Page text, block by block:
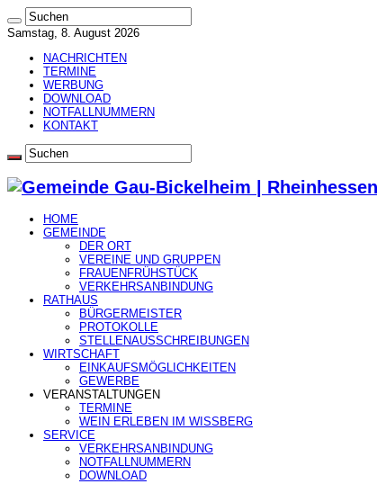
Samstag, 8. August 2026
NACHRICHTEN
TERMINE
WERBUNG
DOWNLOAD
NOTFALLNUMMERN
KONTAKT
HOME
GEMEINDE
DER ORT
VEREINE UND GRUPPEN
FRAUENFRÜHSTÜCK
VERKEHRSANBINDUNG
RATHAUS
BÜRGERMEISTER
PROTOKOLLE
STELLENAUSSCHREIBUNGEN
WIRTSCHAFT
EINKAUFSMÖGLICHKEITEN
GEWERBE
VERANSTALTUNGEN
TERMINE
WEIN ERLEBEN IM WISSBERG
SERVICE
VERKEHRSANBINDUNG
NOTFALLNUMMERN
DOWNLOAD